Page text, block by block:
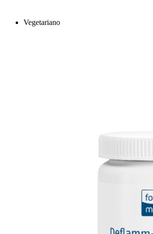
Vegetariano